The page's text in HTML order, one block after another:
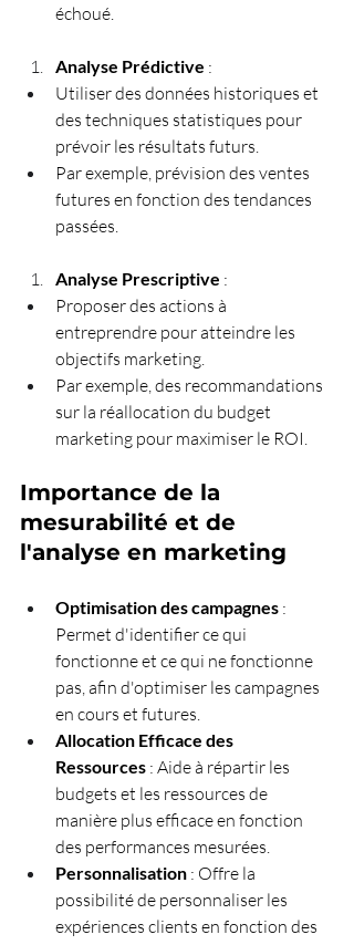
échoué.
Analyse Prédictive :
Utiliser des données historiques et
des techniques statistiques pour
prévoir les résultats futurs.
Par exemple, prévision des ventes
futures en fonction des tendances
passées.
Analyse Prescriptive :
Proposer des actions à
entreprendre pour atteindre les
objectifs marketing.
Par exemple, des recommandations
sur la réallocation du budget
marketing pour maximiser le ROI.
Importance de la
mesurabilité et de
l'analyse en marketing
Optimisation des campagnes :
Permet d'identifier ce qui
fonctionne et ce qui ne fonctionne
pas, afin d'optimiser les campagnes
en cours et futures.
Allocation Efficace des
Ressources : Aide à répartir les
budgets et les ressources de
manière plus efficace en fonction
des performances mesurées.
Personnalisation : Offre la
possibilité de personnaliser les
expériences clients en fonction des